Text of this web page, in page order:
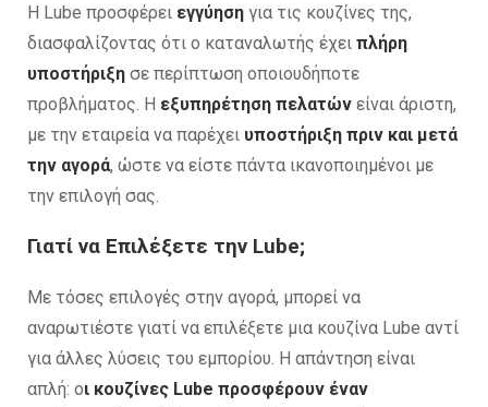
Η Lube προσφέρει εγγύηση για τις κουζίνες της,
διασφαλίζοντας ότι ο καταναλωτής έχει πλήρη
υποστήριξη σε περίπτωση οποιουδήποτε
προβλήματος. Η εξυπηρέτηση πελατών είναι άριστη,
με την εταιρεία να παρέχει υποστήριξη πριν και μετά
την αγορά, ώστε να είστε πάντα ικανοποιημένοι με
την επιλογή σας.
Γιατί να Επιλέξετε την Lube;
Με τόσες επιλογές στην αγορά, μπορεί να
αναρωτιέστε γιατί να επιλέξετε μια κουζίνα Lube αντί
για άλλες λύσεις του εμπορίου. Η απάντηση είναι
απλή: οι κουζίνες Lube προσφέρουν έναν